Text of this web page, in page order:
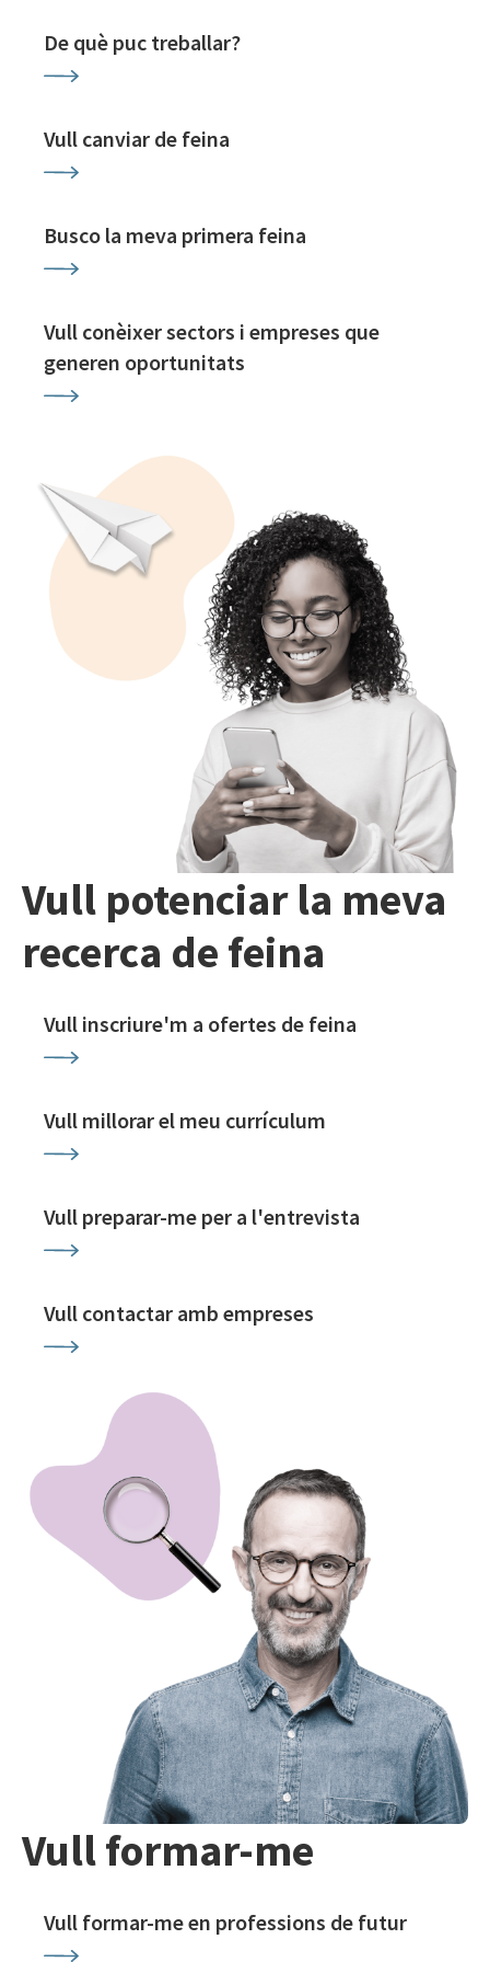
De què puc treballar?
Vull canviar de feina
Busco la meva primera feina
Vull conèixer sectors i empreses que
generen oportunitats
Vull potenciar la meva
recerca de feina
Vull inscriure'm a ofertes de feina
Vull millorar el meu currículum
Vull preparar-me per a l'entrevista
Vull contactar amb empreses
Vull formar-me
Vull formar-me en professions de futur